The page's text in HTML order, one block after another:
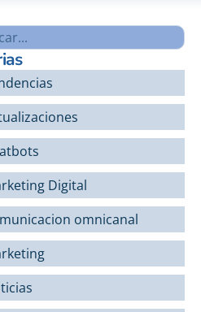
Digital
omnicanal